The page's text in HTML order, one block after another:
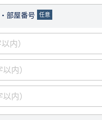
部屋番号 任意